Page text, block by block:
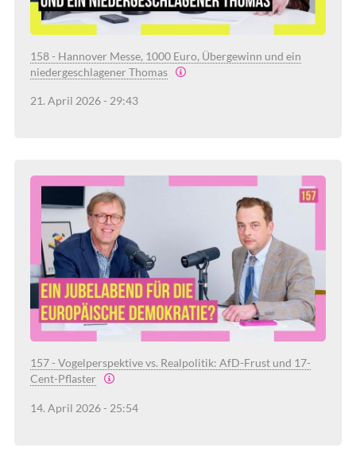
158 - Hannover Messe, 1000 Euro, Übergewinn und ein
niedergeschlagener Thomas
21. April 2026 - 29:43
157 - Vogelperspektive vs. Realpolitik: AfD-Frust und 17-
Cent-Pflaster
14. April 2026 - 25:54